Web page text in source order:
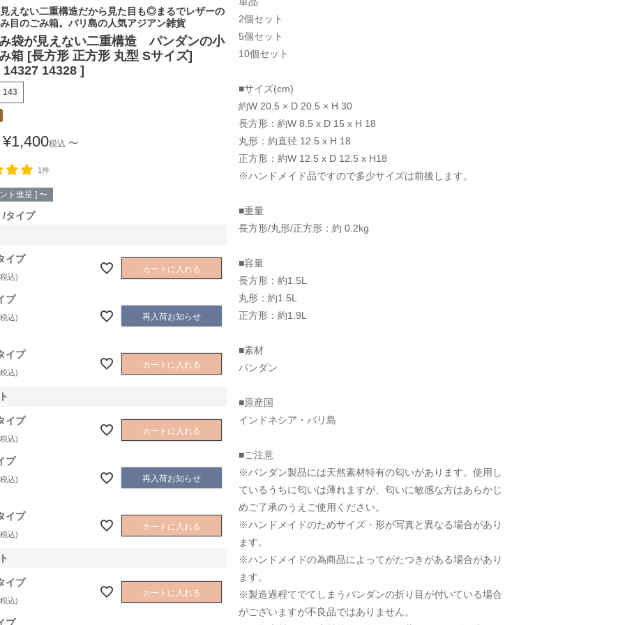
えない二重構造だから見た目も◎まるでレザーの
目のごみ箱。バリ島の人気アジアン雑貨
袋が見えない二重構造 パンダンの小
箱 [長方形 正方形 丸型 Sサイズ]
14328 ]
143
¥1,400税込 〜
1件
ト進呈 ] 〜
タイプ
イプ
税込
カートに入れる
プ
税込 再入荷お知らせ
イプ
税込
カートに入れる
イプ
税込
カートに入れる
プ
税込 再入荷お知らせ
イプ
税込
カートに入れる
イプ
税込
カートに入れる
2個セット
5個セット
10個セット
■サイズ(cm)
約W 20.5 × D 20.5 × H 30
長方形：約W 8.5 x D 15 x H 18
丸形：約直径 12.5 x H 18
正方形：約W 12.5 x D 12.5 x H18
※ハンドメイド品ですので多少サイズは前後します。
■重量
長方形/丸形/正方形：約 0.2kg
■容量
長方形：約1.5L
丸形：約1.5L
正方形：約1.9L
■素材
パンダン
■原産国
インドネシア・バリ島
■ご注意
※パンダン製品には天然素材特有の匂いがあります。使用し
ているうちに匂いは薄れますが、匂いに敏感な方はあらかじ
めご了承のうえご使用ください。
※ハンドメイドのためサイズ・形が写真と異なる場合があり
ます。
※ハンドメイドの為商品によってがたつきがある場合があり
ます。
※製造過程てでてしまうパンダンの折り目が付いている場合
がございますが不良品ではありません。